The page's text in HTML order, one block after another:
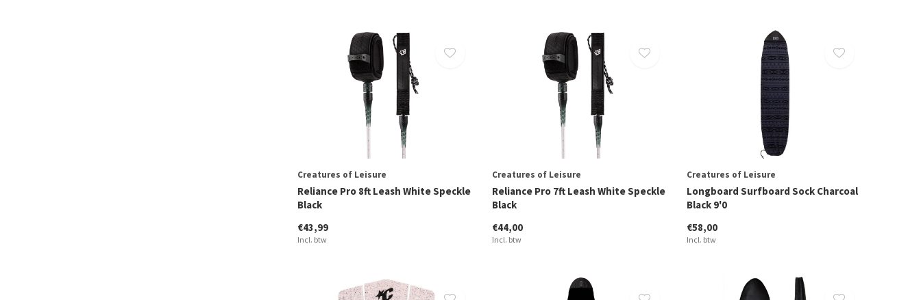
Creatures of Leisure
Reliance Pro 8ft Leash White Speckle
Black
€43,99
Incl. btw
Creatures of Leisure
Reliance Pro 7ft Leash White Speckle
Black
€44,00
Incl. btw
Creatures of Leisure
Longboard Surfboard Sock Charcoal
Black 9'0
€58,00
Incl. btw